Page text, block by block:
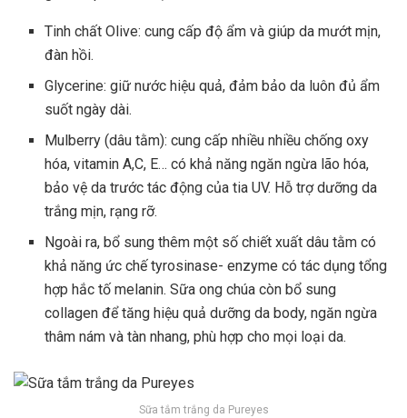
Tinh chất Olive: cung cấp độ ẩm và giúp da mướt mịn,
đàn hồi.
Glycerine: giữ nước hiệu quả, đảm bảo da luôn đủ ẩm
suốt ngày dài.
Mulberry (dâu tằm): cung cấp nhiều nhiều chống oxy
hóa, vitamin A,C, E… có khả năng ngăn ngừa lão hóa,
bảo vệ da trước tác động của tia UV. Hỗ trợ dưỡng da
trắng mịn, rạng rỡ.
Ngoài ra, bổ sung thêm một số chiết xuất dâu tằm có
khả năng ức chế tyrosinase- enzyme có tác dụng tổng
hợp hắc tố melanin. Sữa ong chúa còn bổ sung
collagen để tăng hiệu quả dưỡng da body, ngăn ngừa
thâm nám và tàn nhang, phù hợp cho mọi loại da.
Sữa tắm trắng da Pureyes